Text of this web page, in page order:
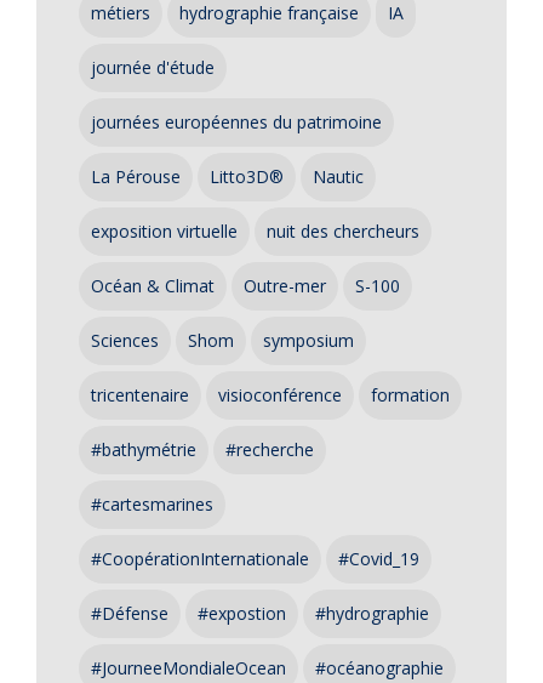
métiers hydrographie française IA
journée d'étude
journées européennes du patrimoine
La Pérouse Litto3D® Nautic
exposition virtuelle nuit des chercheurs
Océan & Climat Outre-mer S-100
Sciences Shom symposium
tricentenaire visioconférence formation
#bathymétrie #recherche
#cartesmarines
#CoopérationInternationale #Covid_19
#Défense #expostion #hydrographie
#JourneeMondialeOcean #océanographie